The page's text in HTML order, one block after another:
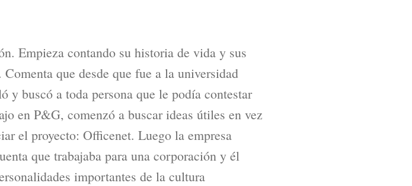
Empieza contando su historia de vida y sus
que desde que fue a la universidad
y buscó a toda persona que le podía contestar
en P&G, comenzó a buscar ideas útiles en vez
el proyecto: Officenet. Luego la empresa
que trabajaba para una corporación y él
importantes de la cultura